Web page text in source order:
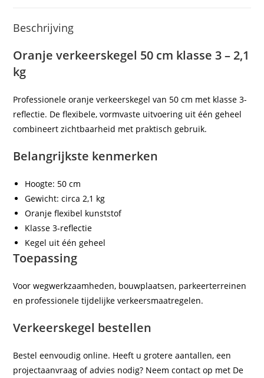
Beschrijving
Oranje verkeerskegel 50 cm klasse 3 – 2,1
kg
Professionele oranje verkeerskegel van 50 cm met klasse 3-
reflectie. De flexibele, vormvaste uitvoering uit één geheel
combineert zichtbaarheid met praktisch gebruik.
Belangrijkste kenmerken
Hoogte: 50 cm
Gewicht: circa 2,1 kg
Oranje flexibel kunststof
Klasse 3-reflectie
Kegel uit één geheel
Toepassing
Voor wegwerkzaamheden, bouwplaatsen, parkeerterreinen
en professionele tijdelijke verkeersmaatregelen.
Verkeerskegel bestellen
Bestel eenvoudig online. Heeft u grotere aantallen, een
projectaanvraag of advies nodig? Neem contact op met De